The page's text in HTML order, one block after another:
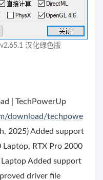
汉化绿色版
| TechPowerUp
download/techpowe
2025) Added support
RTX Pro 2000
Added support
driver file